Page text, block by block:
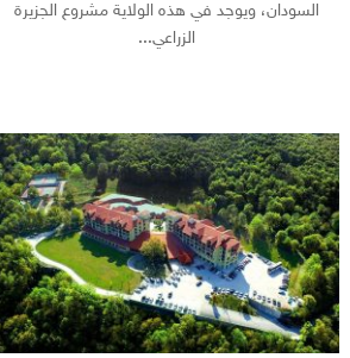
السودان، ويوجد في هذه الولاية مشروع الجزيرة
الزراعي...